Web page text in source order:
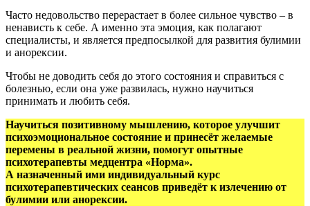
Часто недовольство перерастает в более сильное чувство – в
ненависть к себе. А именно эта эмоция, как полагают
специалисты, и является предпосылкой для развития булимии
и анорексии.
Чтобы не доводить себя до этого состояния и справиться с
болезнью, если она уже развилась, нужно научиться
принимать и любить себя.
Научиться позитивному мышлению, которое улучшит
психоэмоциональное состояние и принесёт желаемые
перемены в реальной жизни, помогут опытные
психотерапевты медцентра «Норма».
А назначенный ими индивидуальный курс
психотерапевтических сеансов приведёт к излечению от
булимии или анорексии.